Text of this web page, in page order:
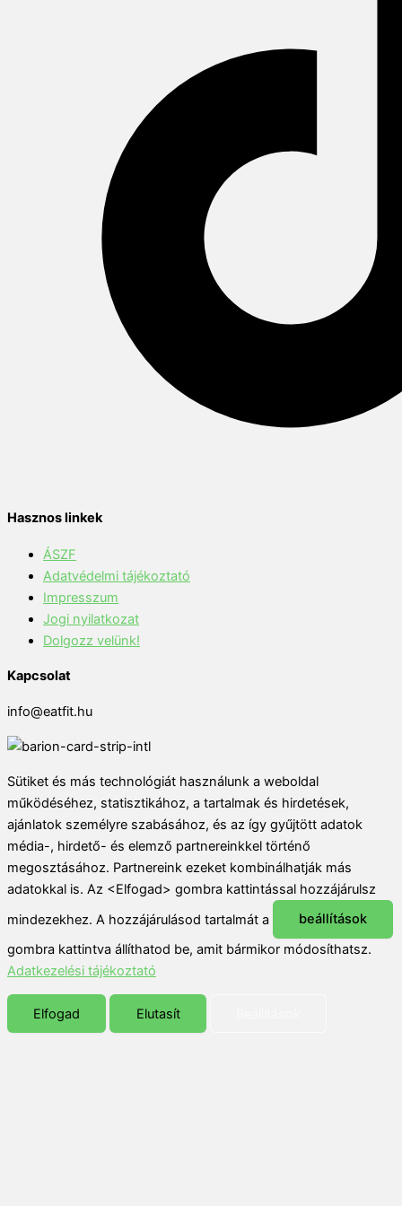
Hasznos linkek
ÁSZF
Adatvédelmi tájékoztató
Impresszum
Jogi nyilatkozat
Dolgozz velünk!
Kapcsolat
info@eatfit.hu
Sütiket és más technológiát használunk a weboldal
működéséhez, statisztikához, a tartalmak és hirdetések,
ajánlatok személyre szabásához, és az így gyűjtött adatok
média-, hirdető- és elemző partnereinkkel történő
megosztásához. Partnereink ezeket kombinálhatják más
adatokkal is. Az <Elfogad> gombra kattintással hozzájárulsz
mindezekhez. A hozzájárulásod tartalmát a
beállítások
gombra kattintva állíthatod be, amit bármikor módosíthatsz.
Adatkezelési tájékoztató
Elfogad Elutasít